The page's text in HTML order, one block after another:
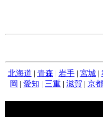
北海道 | 青森 | 岩手| 宮城|
岡 | 愛知 | 三重 | 滋賀 | 京都